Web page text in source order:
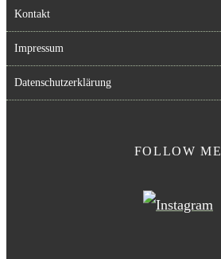
Kontakt
Impressum
Datenschutzerklärung
FOLLOW ME